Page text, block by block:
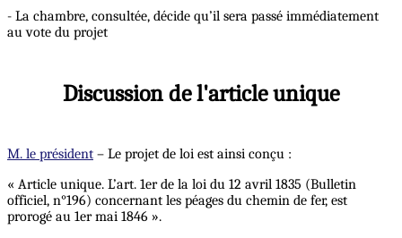
- La chambre, consultée, décide qu’il sera passé immédiatement
au vote du projet
Discussion de l'article unique
M. le président – Le projet de loi est ainsi conçu :
« Article unique. L’art. 1er de la loi du 12 avril 1835 (Bulletin
officiel, n°196) concernant les péages du chemin de fer, est
prorogé au 1er mai 1846 ».